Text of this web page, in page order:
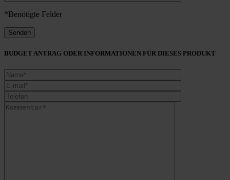
*Benötigte Felder
BUDGET ANTRAG ODER INFORMATIONEN FÜR DIESES PRODUKT